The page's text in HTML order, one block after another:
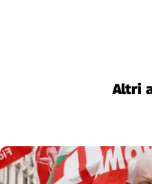
Altri